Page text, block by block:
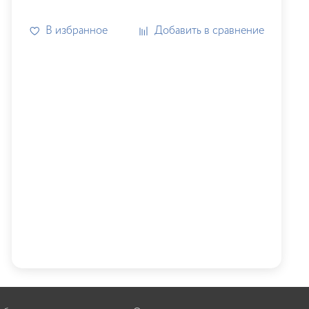
В избранное Добавить в сравнение